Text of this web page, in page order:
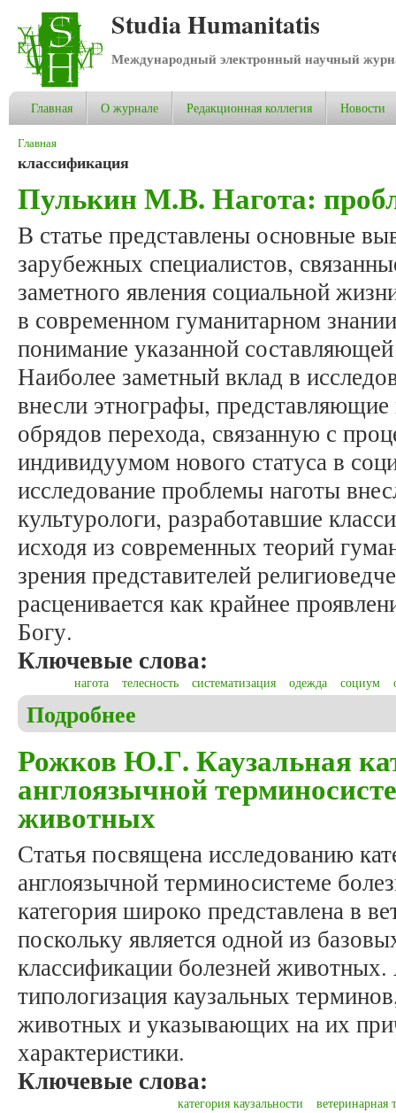
Studia Humanitatis
Международный электронный научный
Главная О журнале Редакционная коллегия Новости
Вы здесь
Главная
классификация
Пулькин М.В. Нагота:
В статье представлены основные
зарубежных специалистов,
заметного явления социальной
в современном гуманитарном
понимание указанной
Наиболее заметный вклад в
внесли этнографы, представляющие
обрядов перехода, связанную с
индивидуумом нового статуса в
исследование проблемы наготы
культурологи, разработавшие
исходя из современных теорий
зрения представителей
расценивается как крайнее
Богу.
Ключевые слова:
нагота телесность систематизация одежда социум
Подробнее
Рожков Ю.Г. Каузальная
англоязычной
животных
Статья посвящена исследованию
англоязычной терминосистеме
категория широко представлена в
поскольку является одной из
классификации болезней
типологизация каузальных
животных и указывающих на их
характеристики.
Ключевые слова:
категория каузальности ветеринарная